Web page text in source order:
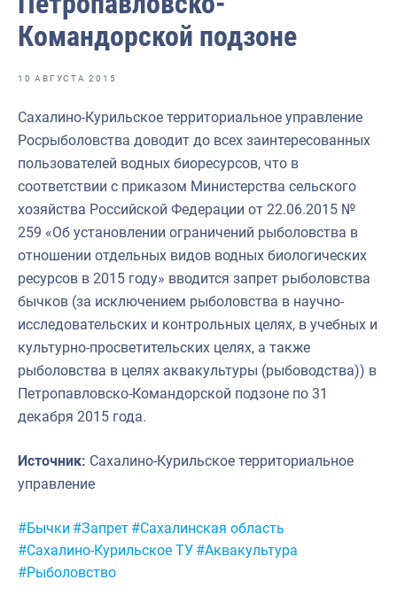
Отраслевые СМИ
Выставки и конференции
Научно-практическая литература
Рыбоохрана России
Отрасль в цифрах
Большая африканская экспедиция
Укрепление духовно-нравственных ценностей
События в России и мире
Командорской подзоне
10 АВГУСТА 2015
Сахалино-Курильское территориальное управление
Росрыболовства доводит до всех заинтересованных
пользователей водных биоресурсов, что в
соответствии с приказом Министерства сельского
хозяйства Российской Федерации от 22.06.2015 №
259 «Об установлении ограничений рыболовства в
отношении отдельных видов водных биологических
ресурсов в 2015 году» вводится запрет рыболовства
бычков (за исключением рыболовства в научно-
исследовательских и контрольных целях, в учебных и
культурно-просветительских целях, а также
рыболовства в целях аквакультуры (рыбоводства)) в
Петропавловско-Командорской подзоне по 31
декабря 2015 года.
Источник: Сахалино-Курильское территориальное
управление
Метки:
#Бычки #Запрет #Сахалинская область
#Сахалино-Курильское ТУ #Аквакультура
#Рыболовство